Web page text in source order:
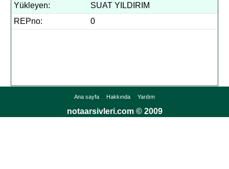
Yükleyen:
SUAT YILDIRIM
REPno:
0
Ana sayfa Hakkında Yardım
notaarsivleri.com © 2009